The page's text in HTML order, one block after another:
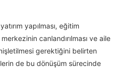
yapılması, eğitim
merkezinin canlandırılması ve aile
gerektiğini belirten
de bu dönüşüm sürecinde